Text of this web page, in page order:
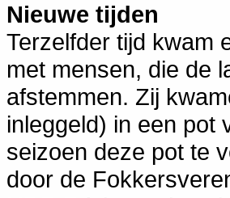
Nieuwe tijden
Terzelfder tijd kwam
met mensen, die de
afstemmen. Zij
inleggeld) in een pot
seizoen deze pot te
door de